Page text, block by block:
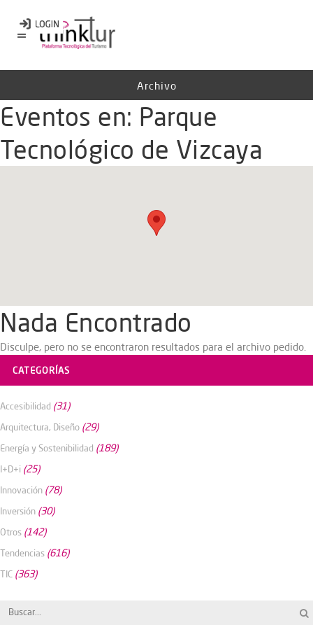
Archivo
Eventos en: Parque
Tecnológico de Vizcaya
Nada Encontrado
Disculpe, pero no se encontraron resultados para el archivo pedido.
CATEGORÍAS
Accesibilidad (31)
Arquitectura, Diseño (29)
Energía y Sostenibilidad (189)
I+D+i (25)
Innovación (78)
Inversión (30)
Otros (142)
Tendencias (616)
TIC (363)